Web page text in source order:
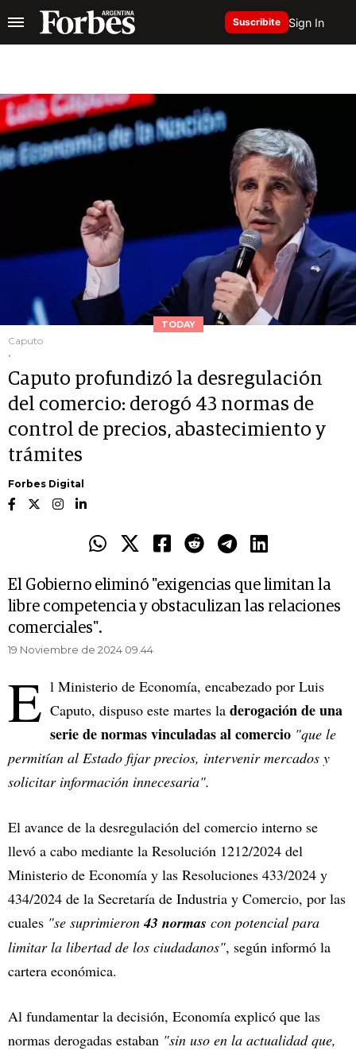
Suscribite Sign In
TODAY
Caputo
.
Caputo profundizó la desregulación
del comercio: derogó 43 normas de
control de precios, abastecimiento y
trámites
Forbes Digital
El Gobierno eliminó "exigencias que limitan la
libre competencia y obstaculizan las relaciones
comerciales".
19 Noviembre de 2024 09.44
E l Ministerio de Economía, encabezado por Luis
Caputo, dispuso este martes la derogación de una
serie de normas vinculadas al comercio "que le
permitían al Estado fijar precios, intervenir mercados y
solicitar información innecesaria".
El avance de la desregulación del comercio interno se
llevó a cabo mediante la Resolución 1212/2024 del
Ministerio de Economía y las Resoluciones 433/2024 y
434/2024 de la Secretaría de Industria y Comercio, por las
cuales "se suprimieron43 normas con potencial para
limitar la libertad de los ciudadanos", según informó la
cartera económica.
Al fundamentar la decisión, Economía explicó que las
normas derogadas estaban "sin uso en la actualidad que,